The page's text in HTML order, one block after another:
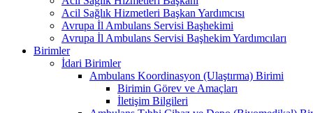
Acil Sağlık Hizmetleri Başkan Yardımcısı
Avrupa İl Ambulans Servisi Başhekimi
Avrupa İl Ambulans Servisi Başhekim Yardımcıları
Birimler
İdari Birimler
Ambulans Koordinasyon (Ulaştırma) Birimi
Birimin Görev ve Amaçları
İletişim Bilgileri